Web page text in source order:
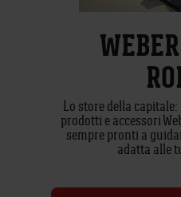
Lo store della
prodotti e accessori
sempre pronti a
adatta alle